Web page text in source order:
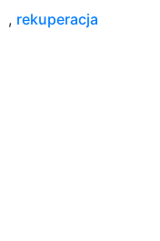
, rekuperacja